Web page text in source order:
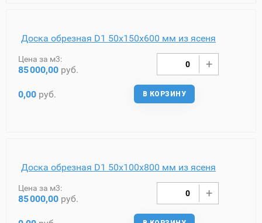
Доска обрезная D1 50х150х600 мм из ясеня
Цена за м3:
85000,00 руб.
0,00 руб. В КОРЗИНУ
Доска обрезная D1 50х100х800 мм из ясеня
Цена за м3:
85000,00 руб.